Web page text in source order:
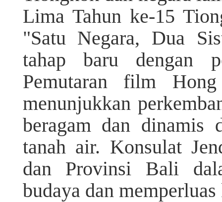
Lima Tahun ke-15
"Satu Negara, Dua
tahap baru dengan
Pemutaran film
menunjukkan
beragam dan dinamis
tanah air. Konsulat
dan Provinsi Bali
budaya dan